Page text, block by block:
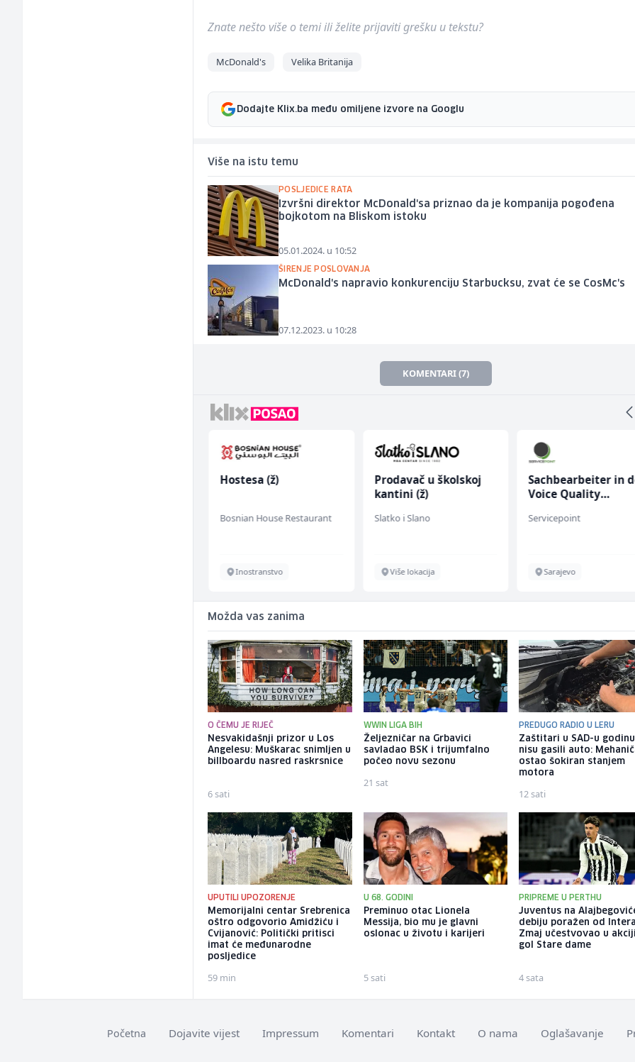
Znate nešto više o temi ili želite prijaviti grešku u tekstu?
McDonald's Velika Britanija
Dodajte Klix.ba među omiljene izvore na Googlu
Više na istu temu
POSLJEDICE RATA
Izvršni direktor McDonald'sa priznao da je kompanija pogođena
bojkotom na Bliskom istoku
05.01.2024. u 10:52
ŠIRENJE POSLOVANJA
McDonald's napravio konkurenciju Starbucksu, zvat će se CosMc's
07.12.2023. u 10:28
KOMENTARI (7)
Hostesa (ž)
Bosnian House Restaurant
Inostranstvo
Prodavač u školskoj
kantini (ž)
Slatko i Slano
Više lokacija
Sachbearbeiter in
Voice Quality
Servicepoint
Sarajevo
Možda vas zanima
O ČEMU JE RIJEČ
Nesvakidašnji prizor u Los
Angelesu: Muškarac snimljen u
billboardu nasred raskrsnice
6 sati
WWIN LIGA BIH
Željezničar na Grbavici
savladao BSK i trijumfalno
počeo novu sezonu
21 sat
PREDUGO RADIO U LERU
Zaštitari u SAD-u
nisu gasili auto:
ostao šokiran stanjem
motora
12 sati
UPUTILI UPOZORENJE
Memorijalni centar Srebrenica
oštro odgovorio Amidžiću i
Cvijanović: Politički pritisci
imat će međunarodne
posljedice
59 min
U 68. GODINI
Preminuo otac Lionela
Messija, bio mu je glavni
oslonac u životu i karijeri
5 sati
PRIPREME U PERTHU
Juventus na
debiju poražen od
Zmaj učestvovao u
gol Stare dame
4 sata
Početna Dojavite vijest Impressum Komentari Kontakt O nama Oglašavanje